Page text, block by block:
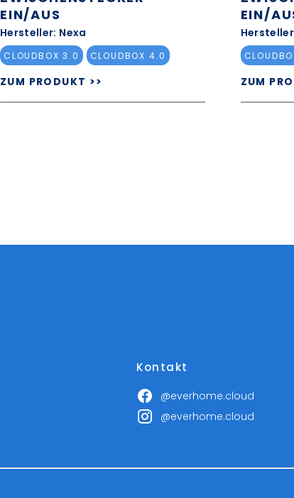
EIN/AUS
Hersteller: Nexa
CLOUDBOX 3.0 CLOUDBOX 4.0
ZUM PRODUKT >>
EIN/
ZUM
Kontakt
@everhome.cloud
@everhome.cloud